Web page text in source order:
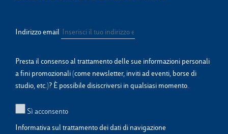
Indirizzo email
Presta il consenso al trattamento delle sue informazioni personali
a fini promozionali (come newsletter, inviti ad eventi, borse di
studio, etc.)? È possibile disiscriversi in qualsiasi momento.
Sì acconsento
Informativa sul trattamento dei dati di navigazione